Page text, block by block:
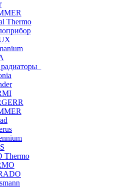
Thermo
Thermo